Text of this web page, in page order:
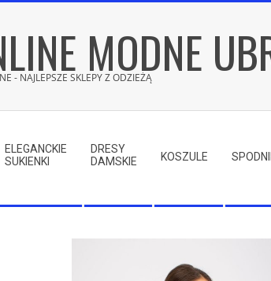
MODNE
- NAJLEPSZE SKLEPY Z ODZIEŻĄ
ELEGANCKIE
SUKIENKI
DRESY
DAMSKIE
KOSZULE